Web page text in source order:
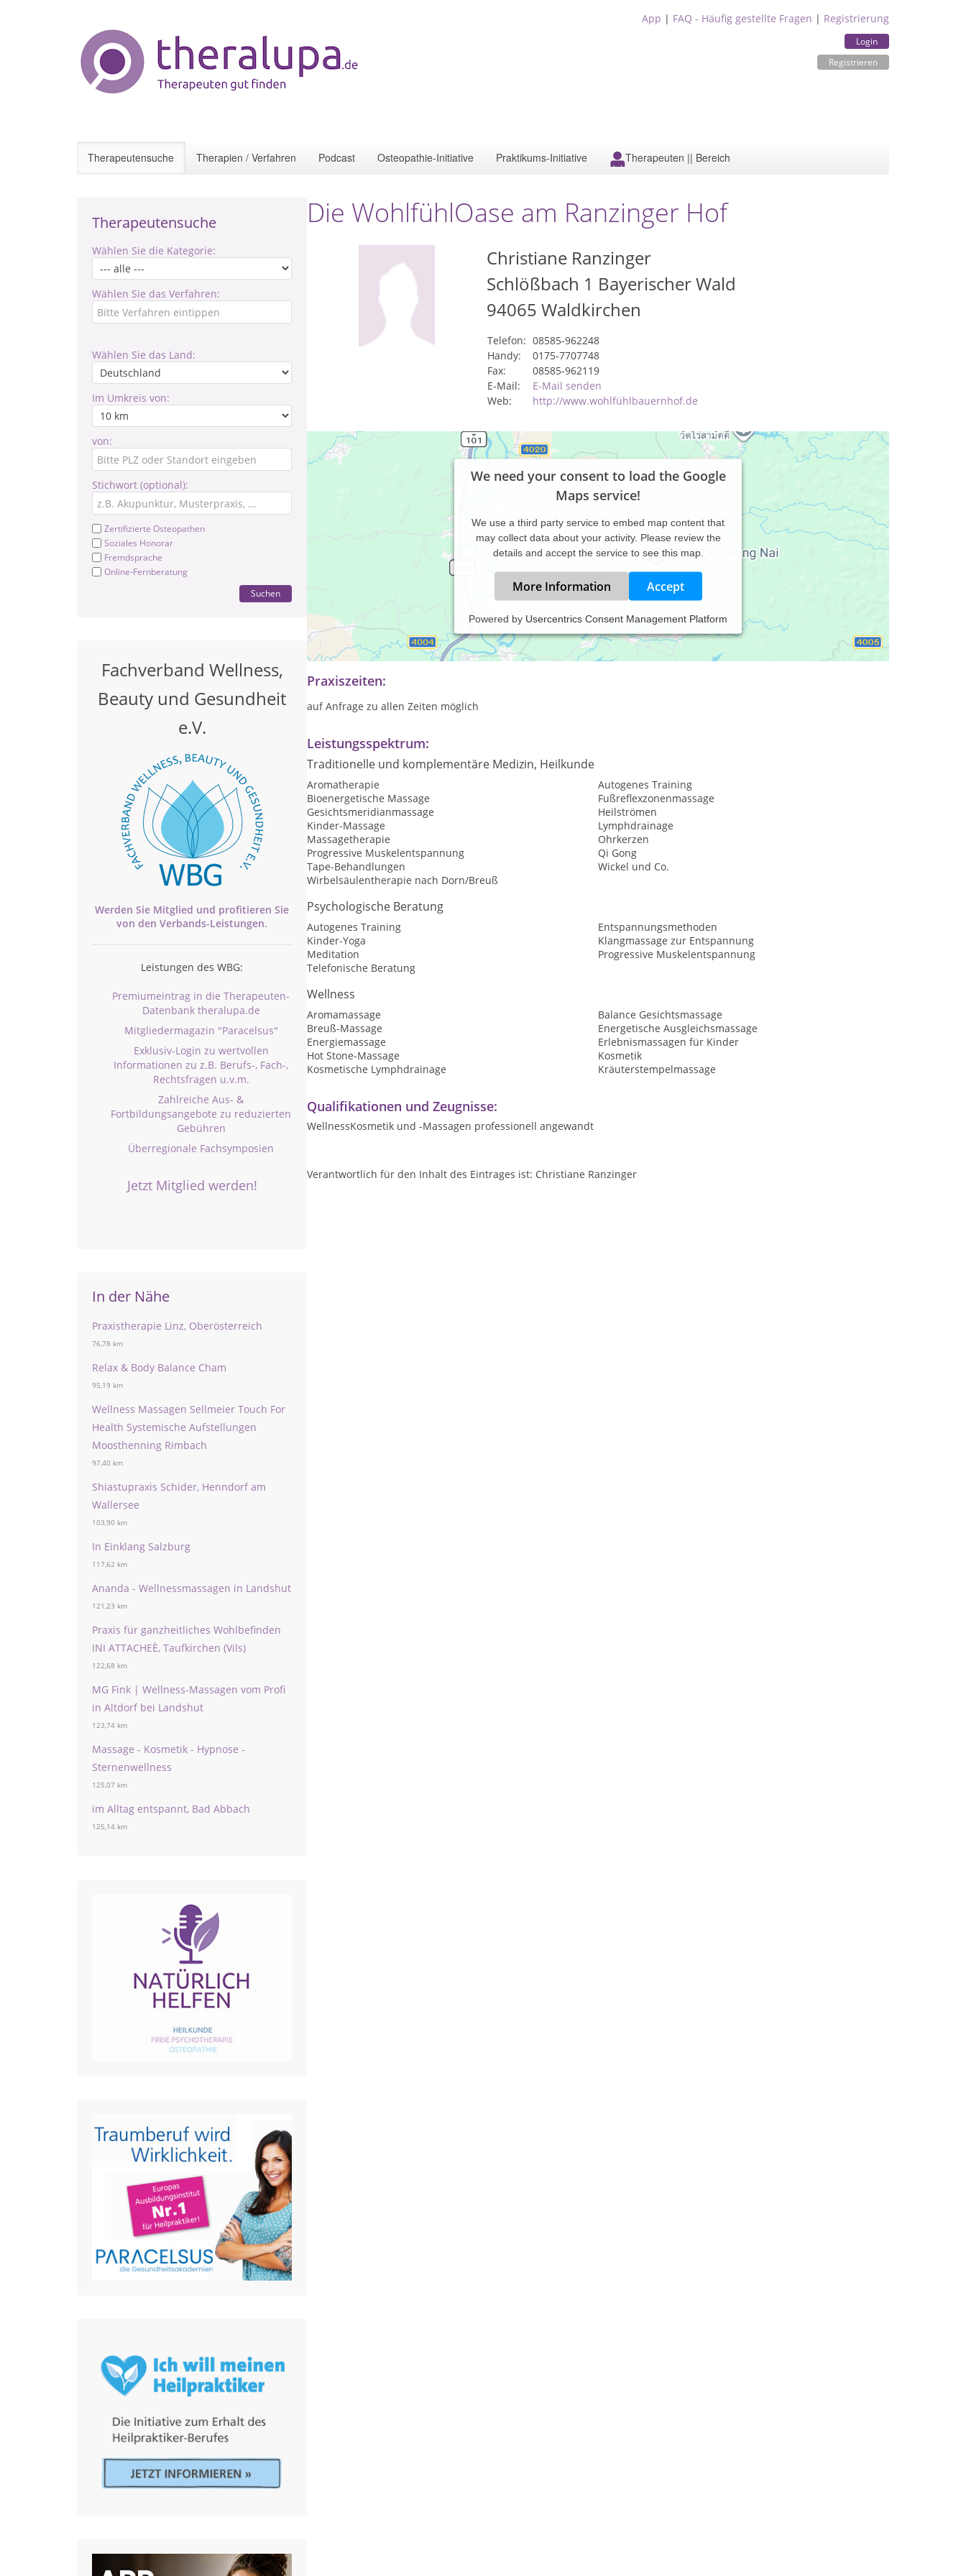
App | FAQ - Häufig gestellte Fragen | Registrierung
Login
Registrieren
Therapeutensuche Therapien / Verfahren Podcast Osteopathie-Initiative Praktikums-Initiative Therapeuten || Bereich
Therapeutensuche
Wählen Sie die Kategorie:
Wählen Sie das Verfahren:
Wählen Sie das Land:
Im Umkreis von:
von:
Stichwort (optional):
Zertifizierte Osteopathen
Soziales Honorar
Fremdsprache
Online-Fernberatung
Suchen
Fachverband Wellness,
Beauty und Gesundheit
e.V.
Werden Sie Mitglied und profitieren Sie
von den Verbands-Leistungen.
Leistungen des WBG:
Premiumeintrag in die Therapeuten-
Datenbank theralupa.de
Mitgliedermagazin "Paracelsus"
Exklusiv-Login zu wertvollen
Informationen zu z.B. Berufs-, Fach-,
Rechtsfragen u.v.m.
Zahlreiche Aus- &
Fortbildungsangebote zu reduzierten
Gebühren
Überregionale Fachsymposien
Jetzt Mitglied werden!
In der Nähe
Praxistherapie Linz, Oberösterreich
76,78 km
Relax & Body Balance Cham
95,19 km
Wellness Massagen Sellmeier Touch For
Health Systemische Aufstellungen
Moosthenning Rimbach
97,40 km
Shiastupraxis Schider, Henndorf am
Wallersee
103,90 km
In Einklang Salzburg
117,62 km
Ananda - Wellnessmassagen in Landshut
121,23 km
Praxis für ganzheitliches Wohlbefinden
INI ATTACHEÈ, Taufkirchen (Vils)
122,68 km
MG Fink | Wellness-Massagen vom Profi
in Altdorf bei Landshut
123,74 km
Massage - Kosmetik - Hypnose -
Sternenwellness
125,07 km
im Alltag entspannt, Bad Abbach
125,14 km
Die WohlfühlOase am Ranzinger Hof
Christiane Ranzinger
Schlößbach 1 Bayerischer Wald
94065 Waldkirchen
Telefon: 08585-962248
Handy:
0175-7707748
Fax:
08585-962119
E-Mail:
E-Mail senden
Web:
http://www.wohlfühlbauernhof.de
We need your consent to load the Google
Maps service!
We use a third party service to embed map content that
may collect data about your activity. Please review the
details and accept the service to see this map.
More Information Accept
Powered by Usercentrics Consent Management Platform
Verbinden Sie Ihre Anwendungen mit einem entspannten Urlaub bei uns am Ranzinger Hof ... gerne auch für
Einheimische oder andere Menschen, die nicht bei uns am Hof wohnen ...
Praxiszeiten:
auf Anfrage zu allen Zeiten möglich
Leistungsspektrum:
Traditionelle und komplementäre Medizin, Heilkunde
Aromatherapie
Autogenes Training
Bioenergetische Massage
Fußreflexzonenmassage
Gesichtsmeridianmassage
Heilströmen
Kinder-Massage
Lymphdrainage
Massagetherapie
Ohrkerzen
Progressive Muskelentspannung
Qi Gong
Tape-Behandlungen
Wickel und Co.
Wirbelsäulentherapie nach Dorn/Breuß
Psychologische Beratung
Autogenes Training
Entspannungsmethoden
Kinder-Yoga
Klangmassage zur Entspannung
Meditation
Progressive Muskelentspannung
Telefonische Beratung
Wellness
Aromamassage
Balance Gesichtsmassage
Breuß-Massage
Energetische Ausgleichsmassage
Energiemassage
Erlebnismassagen für Kinder
Hot Stone-Massage
Kosmetik
Kosmetische Lymphdrainage
Kräuterstempelmassage
Qualifikationen und Zeugnisse:
WellnessKosmetik und -Massagen professionell angewandt
Verantwortlich für den Inhalt des Eintrages ist: Christiane Ranzinger